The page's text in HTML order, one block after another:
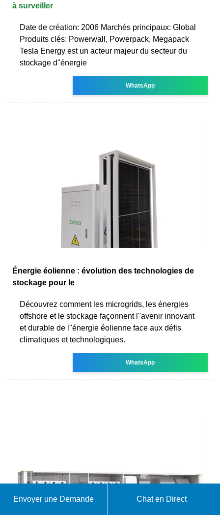
à surveiller
Date de création: 2006 Marchés principaux: Global
Produits clés: Powerwall, Powerpack, Megapack
Tesla Energy est un acteur majeur du secteur du
stockage d''énergie
WhatsApp
Énergie éolienne : évolution des technologies de
stockage pour le
Découvrez comment les microgrids, les énergies
offshore et le stockage façonnent l''avenir innovant
et durable de l''énergie éolienne face aux défis
climatiques et technologiques.
WhatsApp
Envoyer une Demande Chat en Direct